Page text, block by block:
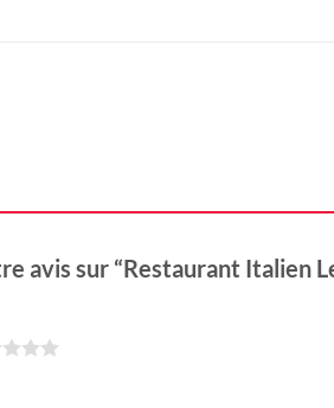
avis sur “Restaurant Italien